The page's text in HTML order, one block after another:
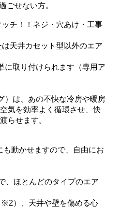
ごせない方。
チ！！ネジ・穴あけ・工事
は天井カセット型以外のエア
に取り付けられます（専用ア
は、あの不快な冷房や暖房
気を効率よく循環させ、快
らせます。
動かせますので、自由にお
、ほとんどのタイプのエア
※2）、天井や壁を傷める心